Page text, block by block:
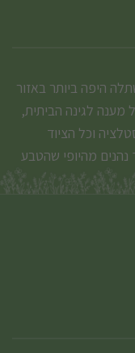
היפה ביותר באזור
לגינה הביתית,
וכל הציוד
נהנים מהיופי שהטבע